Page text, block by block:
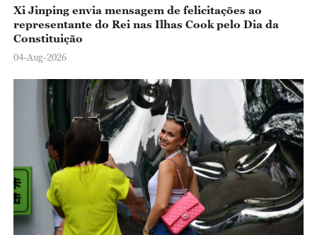
Xi Jinping envia mensagem de felicitações ao
representante do Rei nas Ilhas Cook pelo Dia da
Constituição
04-Aug-2026